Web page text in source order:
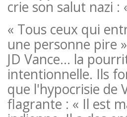
crie son salut nazi
« Tous ceux qui
une personne pire
JD Vance… la
intentionnelle. Ils
que l'hypocrisie de
flagrante : « Il est